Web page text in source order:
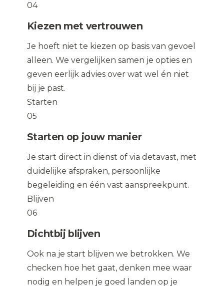
04
Kiezen met vertrouwen
Je hoeft niet te kiezen op basis van gevoel
alleen. We vergelijken samen je opties en
geven eerlijk advies over wat wel én niet
bij je past.
Starten
05
Starten op jouw manier
Je start direct in dienst of via detavast, met
duidelijke afspraken, persoonlijke
begeleiding en één vast aanspreekpunt.
Blijven
06
Dichtbij blijven
Ook na je start blijven we betrokken. We
checken hoe het gaat, denken mee waar
nodig en helpen je goed landen op je